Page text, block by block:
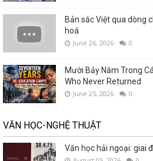
Bản sắc Việt qua dòng
hoá
June 26, 2026 0
Mười Bảy Năm Trong
Who Never Returned
June 25, 2026 0
VĂN HỌC-NGHỆ THUẬT
Văn học hải ngoại: giai